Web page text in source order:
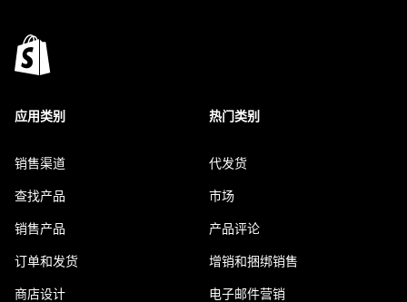
应用类别
销售渠道
查找产品
销售产品
订单和发货
商店设计
热门类别
代发货
市场
产品评论
增销和捆绑销售
电子邮件营销